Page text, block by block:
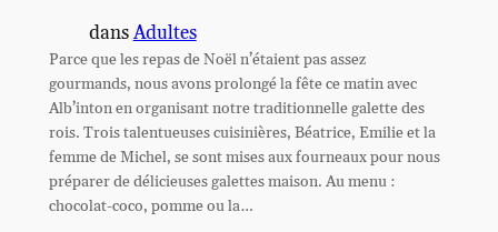
dansAdultes
Parce que les repas de Noël n’étaient pas assez
gourmands, nous avons prolongé la fête ce matin avec
Alb’inton en organisant notre traditionnelle galette des
rois. Trois talentueuses cuisinières, Béatrice, Emilie et la
femme de Michel, se sont mises aux fourneaux pour nous
préparer de délicieuses galettes maison. Au menu :
chocolat-coco, pomme ou la…